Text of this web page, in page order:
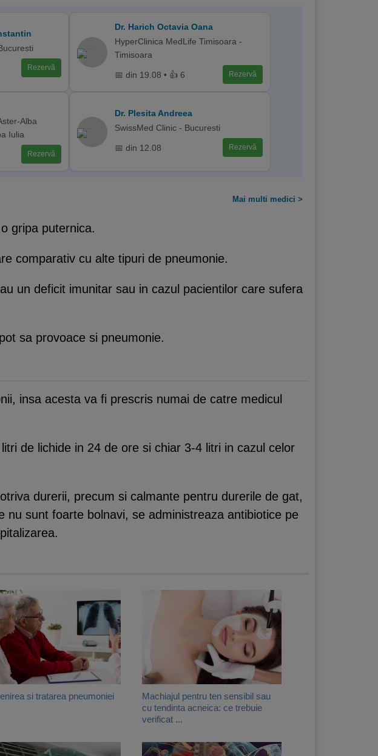
Rezervă
Dr. Harich Octavia Oana
HyperClinica MedLife Timisoara -
Timisoara
📅 din 19.08 • 👍 6 Rezervă
Alba
Iulia
Rezervă
Dr. Plesita Andreea
SwissMed Clinic - Bucuresti
📅 din 12.08 Rezervă
Mai multi medici >
gripa puternica.
comparativ cu alte tipuri de pneumonie.
un deficit imunitar sau in cazul pacientilor care sufera
pot sa provoace si pneumonie.
insa acesta va fi prescris numai de catre medicul
de lichide in 24 de ore si chiar 3-4 litri in cazul celor
durerii, precum si calmante pentru durerile de gat,
sunt foarte bolnavi, se administreaza antibiotice pe
si tratarea pneumoniei
Machiajul pentru ten sensibil sau
cu tendinta acneica: ce trebuie
verificat ...